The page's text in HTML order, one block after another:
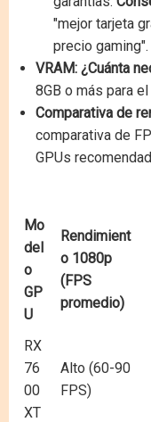
"mejor tarjeta
precio gaming".
VRAM: ¿Cuánta
8GB o más para
Comparativa de
comparativa de
GPUs
Mo
del
o
GP
U
Rendimient
o 1080p
(FPS
promedio)
RX
76
00
XT
Alto (60-90
FPS)